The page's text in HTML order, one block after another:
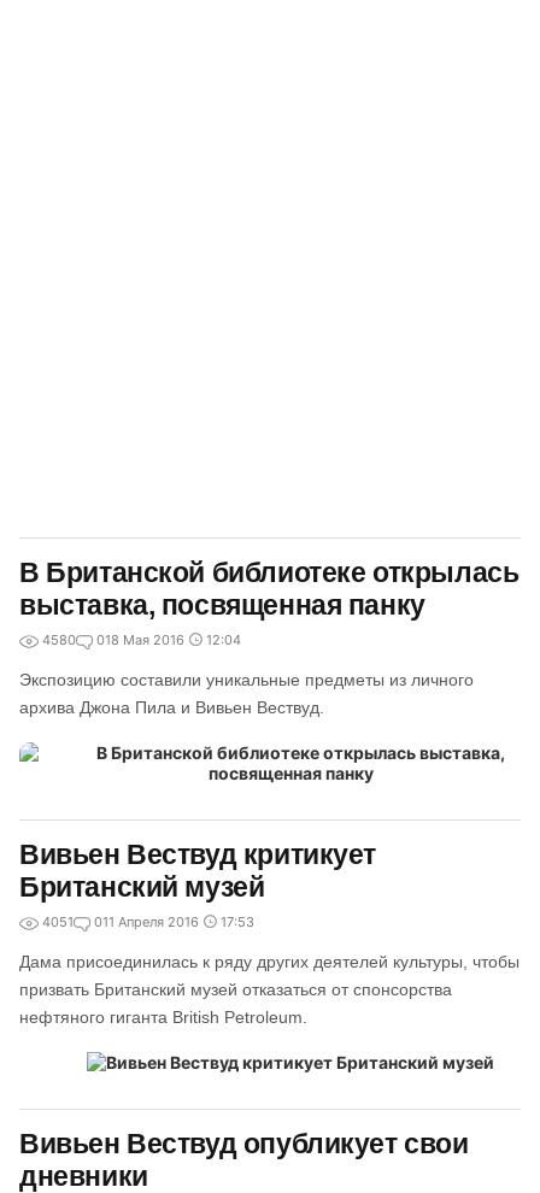
В Британской библиотеке открылась
выставка, посвященная панку
4580 018 Мая 2016 12:04
Экспозицию составили уникальные предметы из личного
архива Джона Пила и Вивьен Вествуд.
Вивьен Вествуд критикует
Британский музей
4051 011 Апреля 2016 17:53
Дама присоединилась к ряду других деятелей культуры, чтобы
призвать Британский музей отказаться от спонсорства
нефтяного гиганта British Petroleum.
Вивьен Вествуд опубликует свои
дневники